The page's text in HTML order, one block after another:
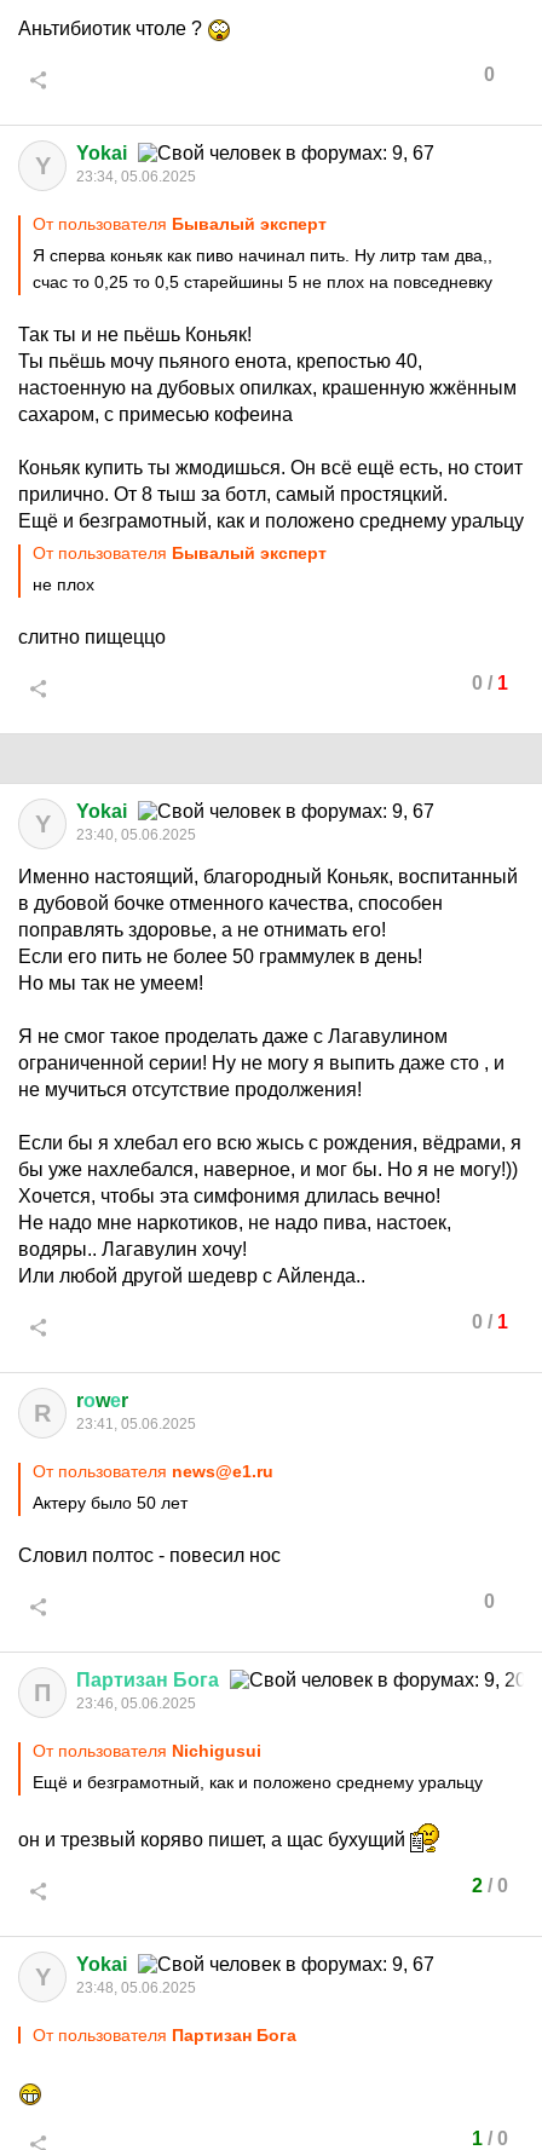
Аньтибиотик чтоле ?
0
Y Yokai
23:34, 05.06.2025
От пользователя Бывалый эксперт
Я сперва коньяк как пиво начинал пить. Ну литр там два,,
счас то 0,25 то 0,5 старейшины 5 не плох на повседневку
Так ты и не пьёшь Коньяк!
Ты пьёшь мочу пьяного енота, крепостью 40,
настоенную на дубовых опилках, крашенную жжённым
сахаром, с примесью кофеина
Коньяк купить ты жмодишься. Он всё ещё есть, но стоит
прилично. От 8 тыш за ботл, самый простяцкий.
Ещё и безграмотный, как и положено среднему уральцу
От пользователя Бывалый эксперт
не плох
слитно пищеццо
0 / 1
Y Yokai
23:40, 05.06.2025
Именно настоящий, благородный Коньяк, воспитанный
в дубовой бочке отменного качества, способен
поправлять здоровье, а не отнимать его!
Если его пить не более 50 граммулек в день!
Но мы так не умеем!
Я не смог такое проделать даже с Лагавулином
ограниченной серии! Ну не могу я выпить даже сто , и
не мучиться отсутствие продолжения!
Если бы я хлебал его всю жысь с рождения, вёдрами, я
бы уже нахлебался, наверное, и мог бы. Но я не могу!))
Хочется, чтобы эта симфонимя длилась вечно!
Не надо мне наркотиков, не надо пива, настоек,
водяры.. Лагавулин хочу!
Или любой другой шедевр с Айленда..
0 / 1
R rоwеr
23:41, 05.06.2025
От пользователя news@e1.ru
Актеру было 50 лет
Словил полтос - повесил нос
0
П Партизан Бога
23:46, 05.06.2025
От пользователя Nichigusui
Ещё и безграмотный, как и положено среднему уральцу
он и трезвый коряво пишет, а щас бухущий
2/ 0
Y Yokai
23:48, 05.06.2025
От пользователя Партизан Бога
1/ 0